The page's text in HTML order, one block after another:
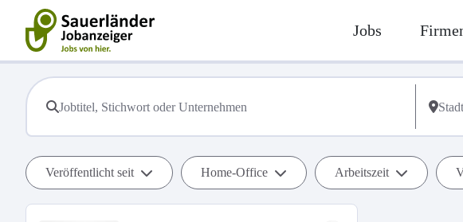
Jobs
Veröffentlicht seit Home-Office Arbeitszeit